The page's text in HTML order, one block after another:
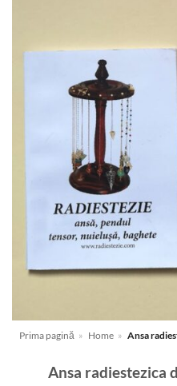
Prima pagină » Home » Ansa
Ansa radiestezica